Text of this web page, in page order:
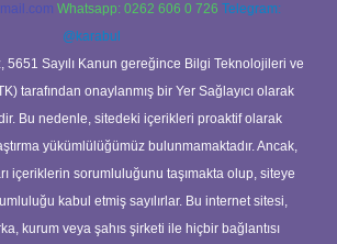
Whatsapp: 0262 606 0 726 Telegram:
@karabul
5651 Sayılı Kanun gereğince Bilgi Teknolojileri ve
tarafından onaylanmış bir Yer Sağlayıcı olarak
Bu nedenle, sitedeki içerikleri proaktif olarak
yükümlülüğümüz bulunmamaktadır. Ancak,
içeriklerin sorumluluğunu taşımakta olup, siteye
kabul etmiş sayılırlar. Bu internet sitesi,
kurum veya şahıs şirketi ile hiçbir bağlantısı